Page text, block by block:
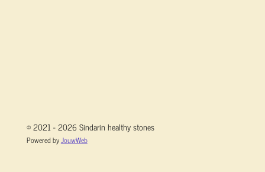
© 2021 - 2026 Sindarin healthy stones
Powered byJouwWeb